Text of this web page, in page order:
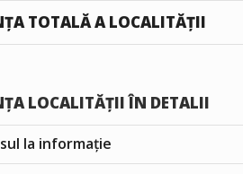
TOTALĂ A LOCALITĂȚII
LOCALITĂȚII ÎN DETALII
la informație